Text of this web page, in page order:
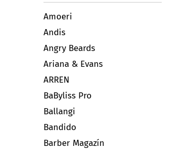
Amoeri
Andis
Angry Beards
Ariana & Evans
ARREN
BaByliss Pro
Ballangi
Bandido
Barber Magazín